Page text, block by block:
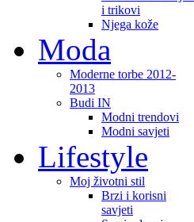
i trikovi
Njega kože
Moda
Moderne torbe 2012-
2013
Budi IN
Modni trendovi
Modni savjeti
Lifestyle
Moj životni stil
Brzi i korisni
savjeti